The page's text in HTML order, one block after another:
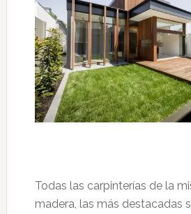
Todas las carpinterías de la
madera, las más destacadas